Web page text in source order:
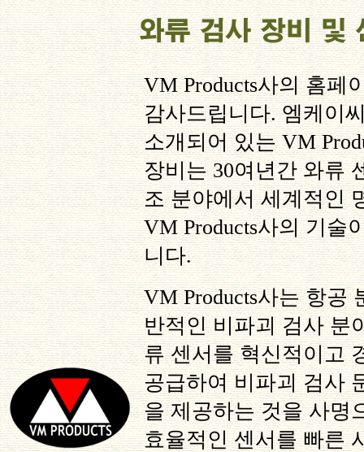
VM Products사의 홈페
감사드립니다.엠케이
소개되어 있는VM
장비는30여년간 와류
조 분야에서 세계적인
VM Products사의 기술
니다.
VM Products사는 항공
반적인 비파괴 검사 분
류 센서를 혁신적이고
공급하여 비파괴 검사
을 제공하는 것을 사명
효율적인 센서를 빠른